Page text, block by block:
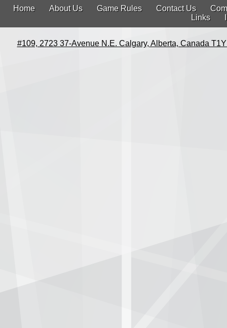
Home About Us Game Rules Contact Us
Links
#109, 2723 37-Avenue N.E. Calgary, Alberta, Canada